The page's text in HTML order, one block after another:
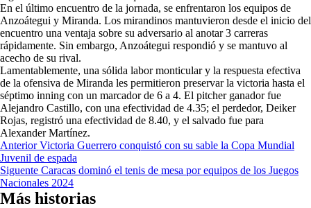
En el último encuentro de la jornada, se enfrentaron los equipos de
Anzoátegui y Miranda. Los mirandinos mantuvieron desde el inicio del
encuentro una ventaja sobre su adversario al anotar 3 carreras
rápidamente. Sin embargo, Anzoátegui respondió y se mantuvo al
acecho de su rival.
Lamentablemente, una sólida labor monticular y la respuesta efectiva
de la ofensiva de Miranda les permitieron preservar la victoria hasta el
séptimo inning con un marcador de 6 a 4. El pitcher ganador fue
Alejandro Castillo, con una efectividad de 4.35; el perdedor, Deiker
Rojas, registró una efectividad de 8.40, y el salvado fue para
Alexander Martínez.
Navegación
de
entradas
AnteriorVictoria Guerrero conquistó con su sable la Copa Mundial
Juvenil de espada
Siguente Caracas dominó el tenis de mesa por equipos de los Juegos
Nacionales 2024
Más historias